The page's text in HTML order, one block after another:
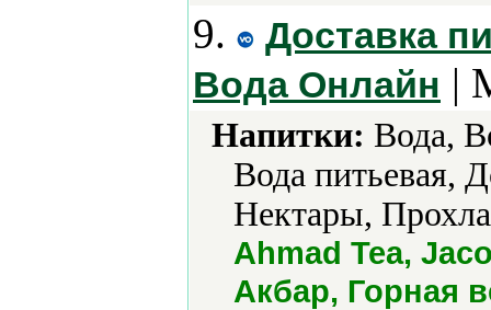
9.
Доставка
Вода Онлайн |
Напитки: Вода,
Вода питьевая,
Нектары,
Ahmad Tea,
Акбар, Горная